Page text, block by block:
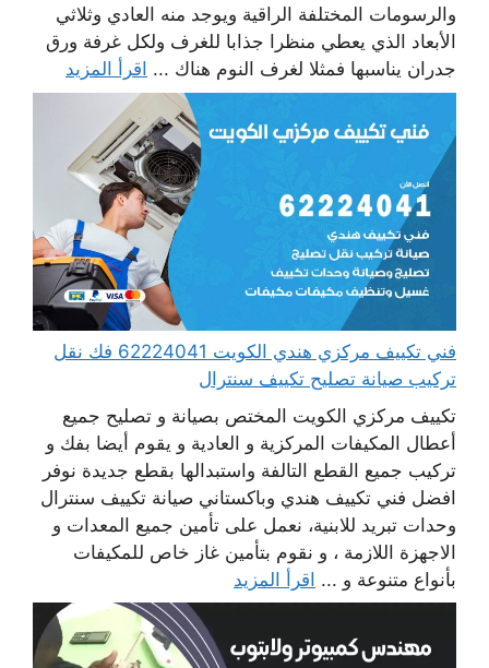
والرسومات المختلفة الراقية ويوجد منه العادي وثلاثي
الأبعاد الذي يعطي منظرا جذابا للغرف ولكل غرفة ورق
جدران يناسبها فمثلا لغرف النوم هناك ... اقرأ المزيد
فني تكييف مركزي هندي الكويت 62224041 فك نقل
تركيب صيانة تصليح تكييف سنترال
تكييف مركزي الكويت المختص بصيانة و تصليح جميع
أعطال المكيفات المركزية و العادية و يقوم أيضا بفك و
تركيب جميع القطع التالفة واستبدالها بقطع جديدة نوفر
افضل فني تكييف هندي وباكستاني صيانة تكييف سنترال
وحدات تبريد للابنية، نعمل على تأمين جميع المعدات و
الاجهزة اللازمة ، و نقوم بتأمين غاز خاص للمكيفات
بأنواع متنوعة و ... اقرأ المزيد